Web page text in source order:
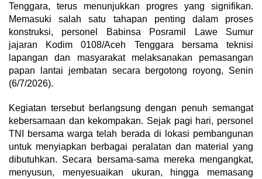
Tenggara, terus menunjukkan progres yang signifikan.
Memasuki salah satu tahapan penting dalam proses
konstruksi, personel Babinsa Posramil Lawe Sumur
jajaran Kodim 0108/Aceh Tenggara bersama teknisi
lapangan dan masyarakat melaksanakan pemasangan
papan lantai jembatan secara bergotong royong, Senin
(6/7/2026).
Kegiatan tersebut berlangsung dengan penuh semangat
kebersamaan dan kekompakan. Sejak pagi hari, personel
TNI bersama warga telah berada di lokasi pembangunan
untuk menyiapkan berbagai peralatan dan material yang
dibutuhkan. Secara bersama-sama mereka mengangkat,
menyusun, menyesuaikan ukuran, hingga memasang